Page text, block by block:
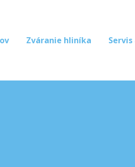
Zváranie hliníka